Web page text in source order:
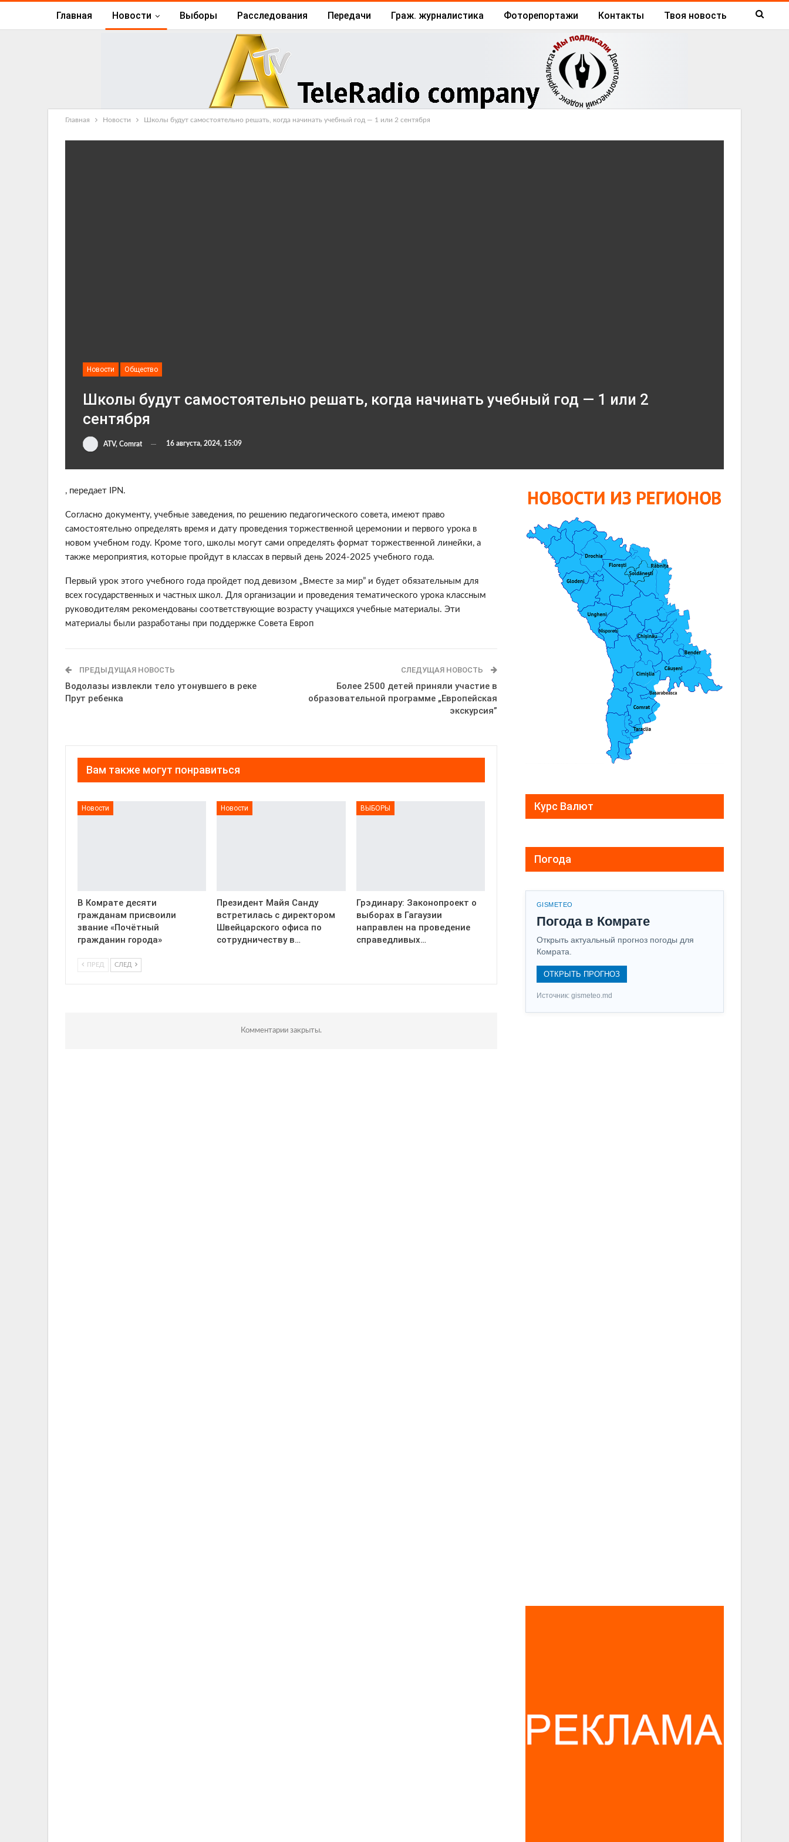
Главная Новости Выборы Расследования Передачи Граж. журналистика Фоторепортажи Контакты Твоя новость
Главная Новости Школы будут самостоятельно решать, когда начинать учебный год — 1 или 2 сентября
Новости Общество
Школы будут самостоятельно решать, когда начинать учебный год — 1 или 2
сентября
ATV, Comrat 16 августа, 2024, 15:09
, передает IPN.
Согласно документу, учебные заведения, по решению педагогического совета, имеют право
самостоятельно определять время и дату проведения торжественной церемонии и первого урока в
новом учебном году. Кроме того, школы могут сами определять формат торжественной линейки, а
также мероприятия, которые пройдут в классах в первый день 2024-2025 учебного года.
Первый урок этого учебного года пройдет под девизом „Вместе за мир” и будет обязательным для
всех государственных и частных школ. Для организации и проведения тематического урока классным
руководителям рекомендованы соответствующие возрасту учащихся учебные материалы. Эти
материалы были разработаны при поддержке Совета Европ
ПРЕДЫДУЩАЯ НОВОСТЬ
Водолазы извлекли тело утонувшего в реке
Прут ребенка
СЛЕДУЩАЯ НОВОСТЬ
Более 2500 детей приняли участие в
образовательной программе „Европейская
экскурсия”
Вам также могут понравиться
Новости
В Комрате десяти
гражданам присвоили
звание «Почётный
гражданин города»
Новости
Президент Майя Санду
встретилась с директором
Швейцарского офиса по
сотрудничеству в…
ВЫБОРЫ
Грэдинару: Законопроект о
выборах в Гагаузии
направлен на проведение
справедливых…
ПРЕД СЛЕД
Комментарии закрыты.
Курс Валют
Погода
GISMETEO
Погода в Комрате
Открыть актуальный прогноз погоды для
Комрата.
ОТКРЫТЬ ПРОГНОЗ
Источник: gismeteo.md